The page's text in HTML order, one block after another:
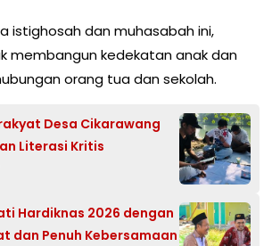
istighosah dan muhasabah ini,
membangun kedekatan anak dan
orang tua dan sekolah.
Desa Cikarawang
Literasi Kritis
Hardiknas 2026 dengan
dan Penuh Kebersamaan